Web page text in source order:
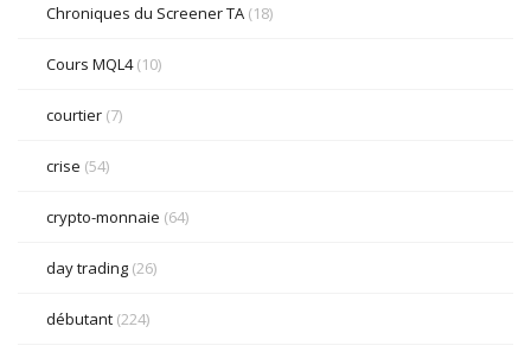
Chroniques du Screener TA (18)
Cours MQL4(10)
courtier (7)
crise (54)
crypto-monnaie (64)
day trading (26)
débutant (224)